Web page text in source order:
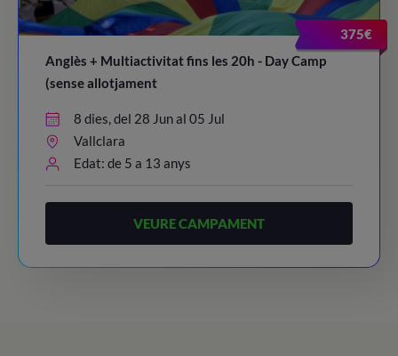
20:30 / Bye-bye!
375€
Anglès + Multiactivitat fins les 20h - Day Camp
(sense allotjament
8 dies, del 28 Jun al 05 Jul
Vallclara
Edat: de 5 a 13 anys
VEURE CAMPAMENT